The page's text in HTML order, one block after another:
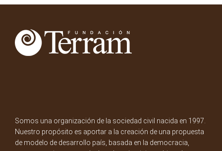
Somos una organización de la sociedad civil nacida en 1997.
Nuestro propósito es aportar a la creación de una propuesta
de modelo de desarrollo país, basada en la democracia,